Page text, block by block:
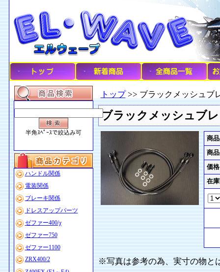
半角ｽﾍﾟｰｽで絞込み可
ハンドル関係
電装関係
ブレーキ関係
ドレスアップパーツ
ゼファー400/χ
ゼファー750
ゼファー1100
ZRX400/2
トップ>> ブラックメッシュブ
ブラックメッシュブ
商
商
価格
在
※写真は参考の為、実寸の物と